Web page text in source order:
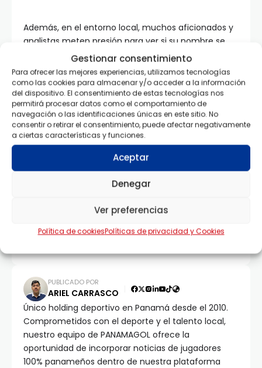
Gestionar consentimiento
Para ofrecer las mejores experiencias, utilizamos tecnologías
como las cookies para almacenar y/o acceder a la información
del dispositivo. El consentimiento de estas tecnologías nos
permitirá procesar datos como el comportamiento de
navegación o las identificaciones únicas en este sitio. No
consentir o retirar el consentimiento, puede afectar negativamente
a ciertas características y funciones.
Aceptar
Denegar
Ver preferencias
Política de cookiesPolíticas de privacidad y Cookies
Además, en el entorno local, muchos aficionados y
analistas meten presión para ver si su nombre se
cuela como la gran sorpresa de Thomas
Christiansen en la lista final de la Selección de
Panamá para elMundial 2026, la cual se revelará
formalmente el26 de mayo
Más noticias
PUBLICADO POR
ARIEL CARRASCO
Único holding deportivo en Panamá desde el 2010.
Comprometidos con el deporte y el talento local,
nuestro equipo de PANAMAGOL ofrece la
oportunidad de incorporar noticias de jugadores
100% panameños dentro de nuestra plataforma